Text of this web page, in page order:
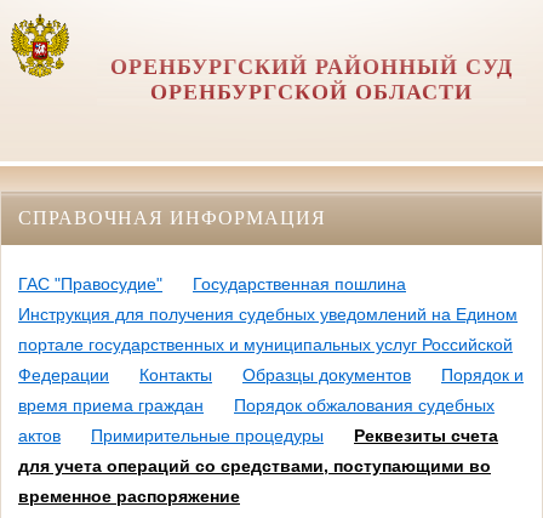
ОРЕНБУРГСКИЙ РАЙОННЫЙ СУД
ОРЕНБУРГСКОЙ ОБЛАСТИ
СПРАВОЧНАЯ ИНФОРМАЦИЯ
ГАС "Правосудие"
Государственная пошлина
Инструкция для получения судебных уведомлений на Едином
портале государственных и муниципальных услуг Российской
Федерации
Контакты Образцы документов
Порядок и
время приема граждан
Порядок обжалования судебных
актов
Примирительные процедуры
Реквезиты счета
для учета операций со средствами, поступающими во
временное распоряжение